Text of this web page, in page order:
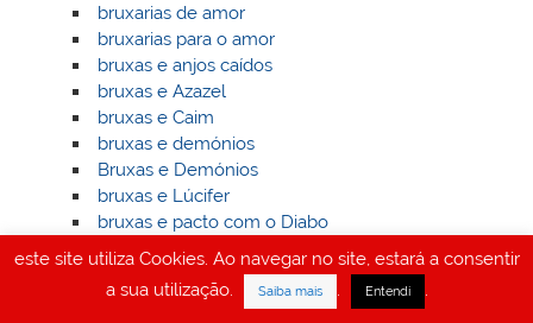
bruxarias de amor
bruxarias para o amor
bruxas e anjos caídos
bruxas e Azazel
bruxas e Caim
bruxas e demónios
Bruxas e Demónios
bruxas e Lúcifer
bruxas e pacto com o Diabo
bruxas e Satã
bruxas em Portugal
bruxas no livro de Enoch
este site utiliza Cookies. Ao navegar no site, estará a consentir
a sua utilização.
Saiba mais . Entendi .